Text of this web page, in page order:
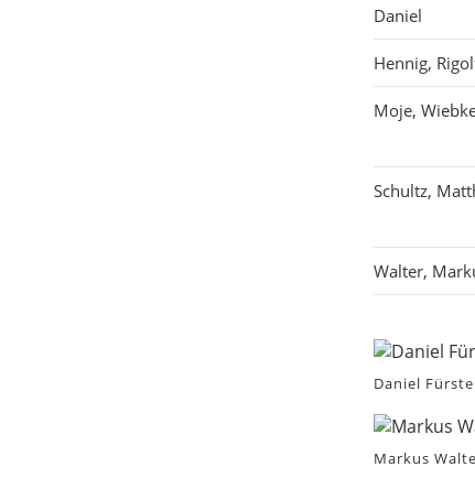
Daniel
Hennig,
Moje,
Schultz,
Walter,
Daniel
Markus